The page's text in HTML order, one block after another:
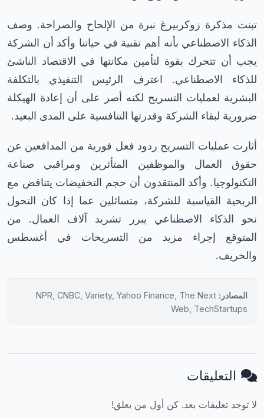
تبنت مذكرة زوكربيرغ نبرة من الإلحاح والصراحة. وصف
الذكاء الاصطناعي بأنه أهم تقنية في حياتنا وأكد أن الشركة
يجب أن تتحرك بقوة لتأمين مكانتها في الاقتصاد الناشئ
للذكاء الاصطناعي. اعترف الرئيس التنفيذي بالتكلفة
البشرية لعمليات التسريح لكنه أصر على أن إعادة الهيكلة
ضرورية لبقاء الشركة وقدرتها التنافسية على المدى البعيد.
أثارت عمليات التسريح ردود فعل فورية من المدافعين عن
حقوق العمال والموظفين المتأثرين ومراقبي صناعة
التكنولوجيا. وأكد المنتقدون أن حجم التخفيضات يتناقض مع
الربحية القياسية للشركة، متسائلين عما إذا كان التحول
نحو الذكاء الاصطناعي يبرر تشريد آلاف العمال. من
المتوقع إجراء مزيد من التسريحات في أغسطس
والخريف.
المصادر: NPR, CNBC, Variety, Yahoo Finance, The Next
Web, TechStartups
التعليقات
لا توجد تعليقات بعد. كن أول من يعلق!